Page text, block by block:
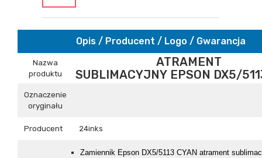
Opis / Producent / Logo / Gwarancja
Nazwa
produktu
ATRAMENT
SUBLIMACYJNY EPSON DX5/
Oznaczenie
oryginału
Producent 24inks
Zamiennik Epson DX5/5113 CYAN atrament